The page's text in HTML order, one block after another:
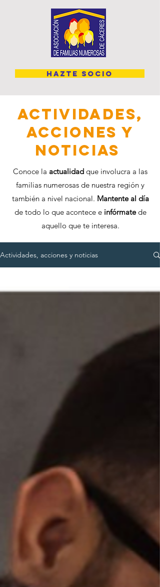
HAZTE SOCIO
ACTIVIDADES,
ACCIONES Y
NOTICIAS
Conoce la actualidad que involucra a las
familias numerosas de nuestra región y
también a nivel nacional. Mantente al día
de todo lo que acontece e infórmatede
aquello que te interesa.
Actividades, acciones y noticias